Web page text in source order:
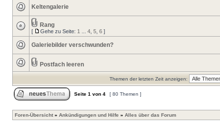
Keltengalerie
Rang
[ Gehe zu Seite: 1 4 5 6 ]
Galeriebilder verschwunden?
Postfach leeren
Themen der letzten Zeit anzeigen:
Seite 1 von 4 [ 80 Themen ]
Foren-Übersicht » Ankündigungen und Hilfe » Alles über das Forum